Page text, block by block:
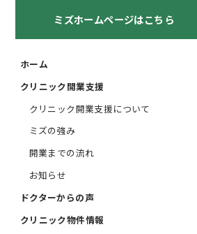
ミズホームページはこちら
ホーム
クリニック開業支援
クリニック開業支援について
ミズの強み
開業までの流れ
お知らせ
ドクターからの声
クリニック物件情報